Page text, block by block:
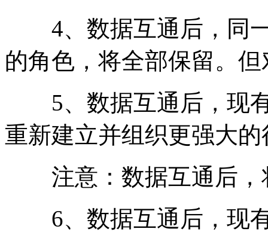
4、数据互通后，同一
的角色，将全部保留。
5、数据互通后，现有
重新建立并组织更强大的
注意：数据互通后，
6、数据互通后，现有